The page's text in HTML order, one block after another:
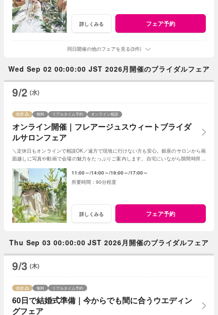
詳しくみる フェア予約
同日開催の他のフェアを見る(3件)
Wed Sep 02 00:00:00 JST 2026月開催のブライダルフェア
9/2 (水)
オンライン開催｜フレアージュスウィートブライダ
ルサロンフェア
残席 無料 リアルタイム予約 オンライン相談
＼定休日もオンラインで相談OK／遠方で現地に行けない方も安心。銀座のサロンから画
面越しに写真や動画で会場の魅力をたっぷりご案内します。自宅にいながら隙間時間で
11:00～ 14:00～ 16:00～ 17:00～
90分程度
詳しくみる フェア予約
Thu Sep 03 00:00:00 JST 2026月開催のブライダルフェア
9/3 (木)
60日で結婚式準備｜今からでも間に合うウエディン
グフェア
残席 無料 リアルタイム予約